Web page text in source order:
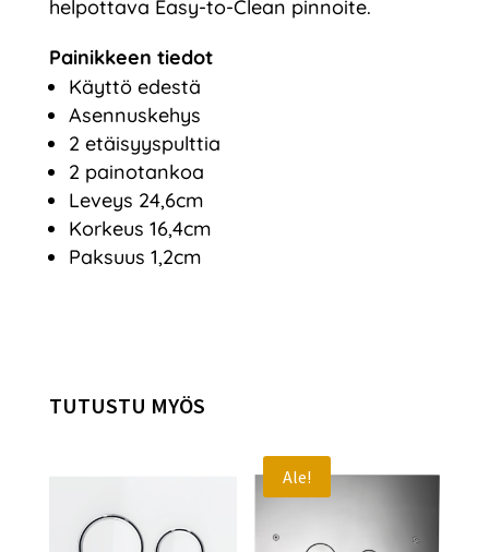
helpottava Easy-to-Clean pinnoite.
Painikkeen tiedot
Käyttö edestä
Asennuskehys
2 etäisyyspulttia
2 painotankoa
Leveys 24,6cm
Korkeus 16,4cm
Paksuus 1,2cm
TUTUSTU MYÖS
Ale!